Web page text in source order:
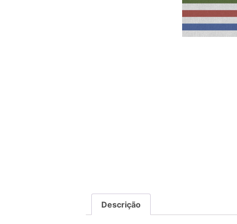
Descrição